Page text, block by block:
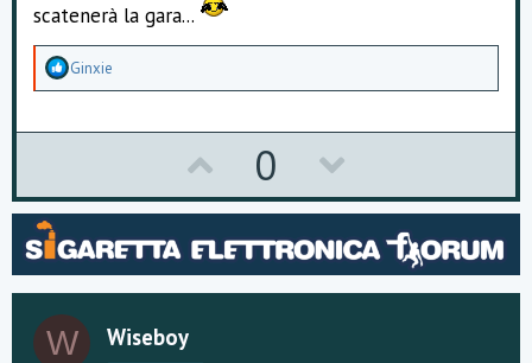
scatenerà la gara...
A
a
m
e
n
t
i
:
Ginxie
p
v
o
0
o
w
n
W Wiseboy